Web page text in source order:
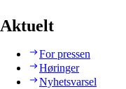
Aktuelt
For pressen
Høringer
Nyhetsvarsel